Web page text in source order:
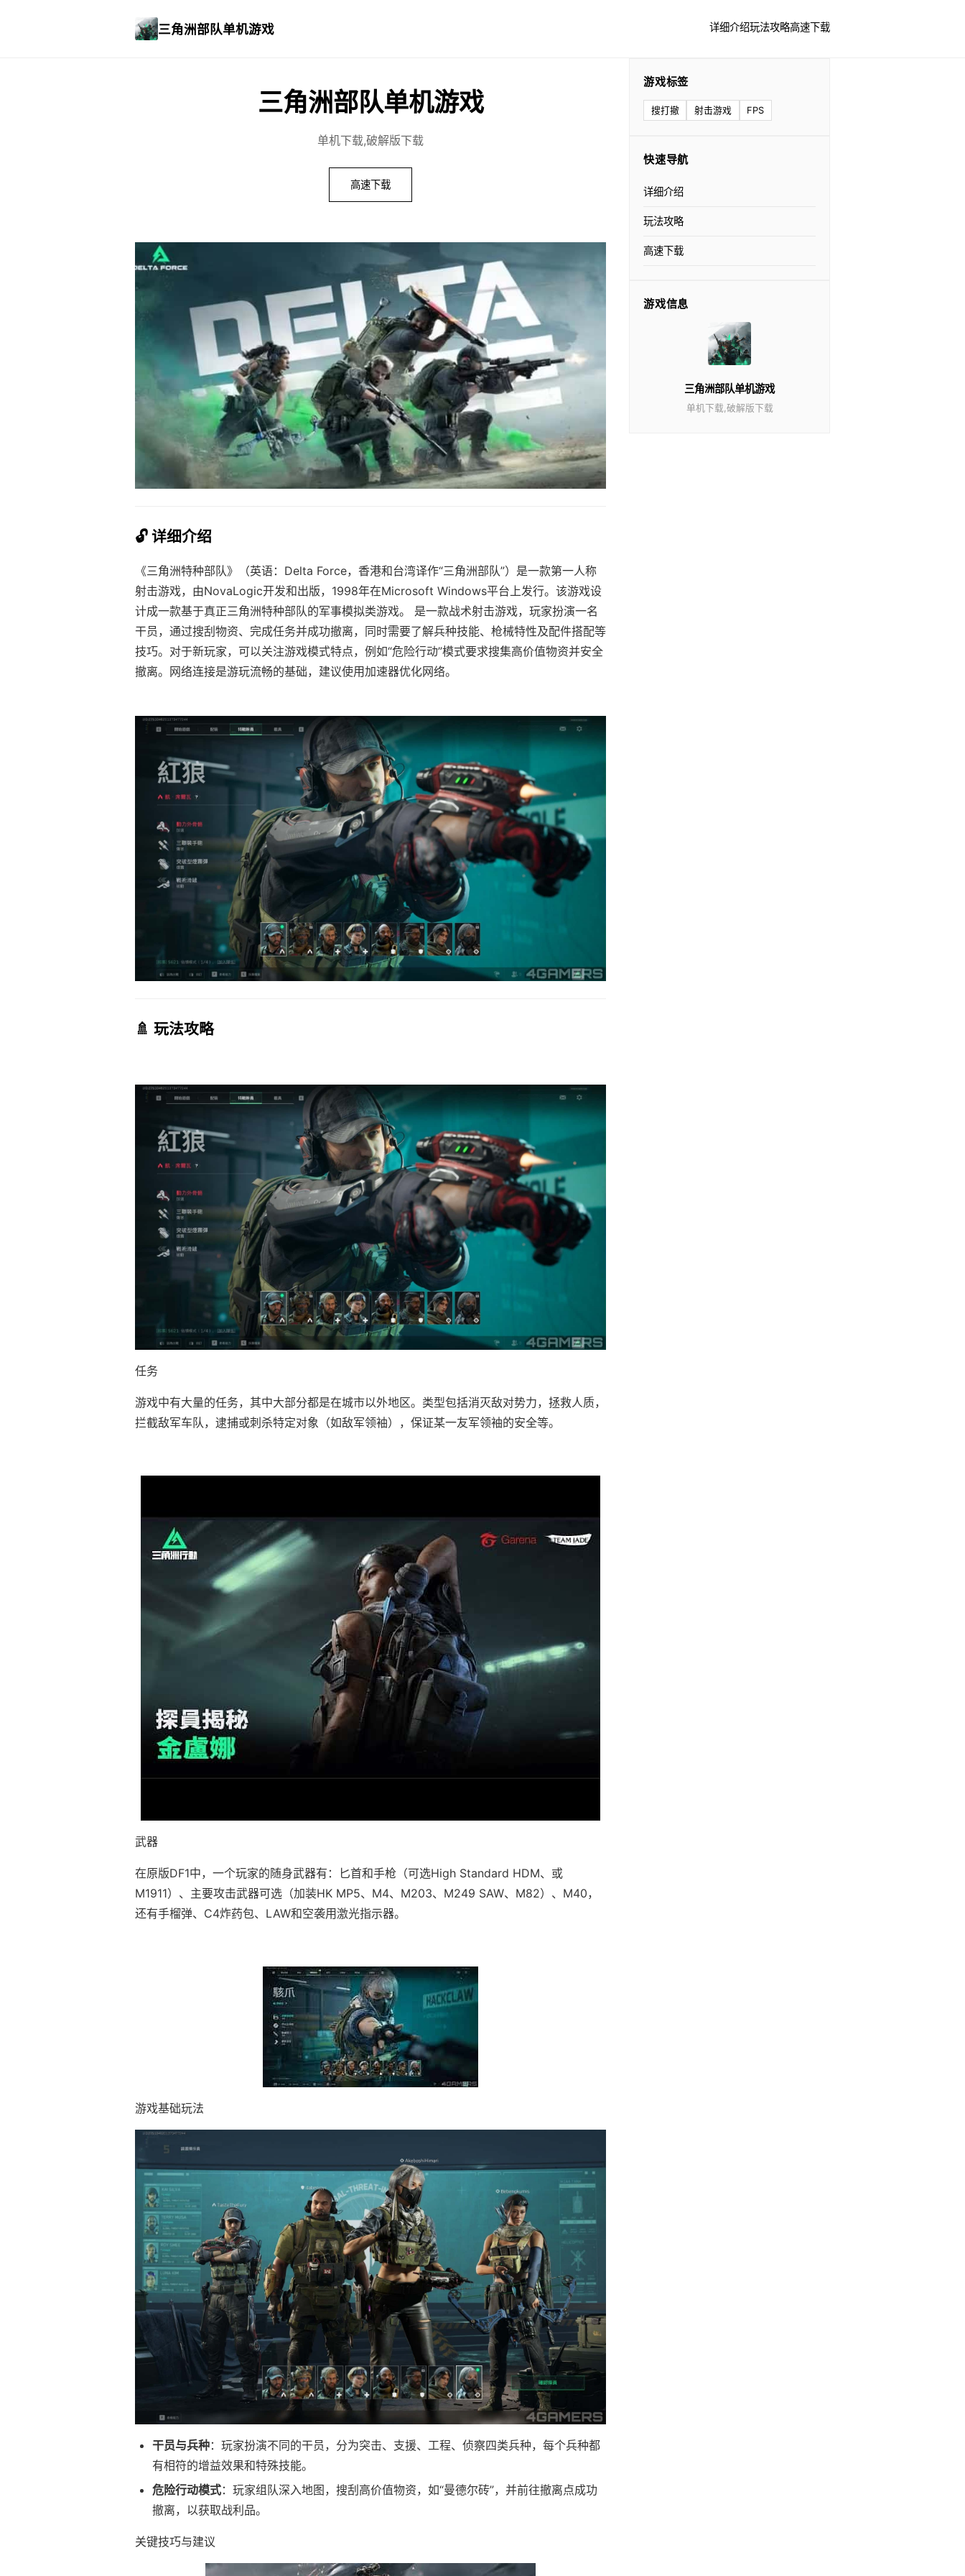
三角洲部队单机游戏 详细介绍玩法攻略高速下载
三角洲部队单机游戏
单机下载,破解版下载
高速下载
🔓 详细介绍
《三角洲特种部队》（英语：Delta Force，香港和台湾译作“三角洲部队”）是一款第一人称
射击游戏，由NovaLogic开发和出版，1998年在Microsoft Windows平台上发行。该游戏设
计成一款基于真正三角洲特种部队的军事模拟类游戏。 是一款战术射击游戏，玩家扮演一名
干员，通过搜刮物资、完成任务并成功撤离，同时需要了解兵种技能、枪械特性及配件搭配等
技巧。对于新玩家，可以关注游戏模式特点，例如“危险行动”模式要求搜集高价值物资并安全
撤离。网络连接是游玩流畅的基础，建议使用加速器优化网络。
🚿 玩法攻略
任务
游戏中有大量的任务，其中大部分都是在城市以外地区。类型包括消灭敌对势力，拯救人质，
拦截敌军车队，逮捕或刺杀特定对象（如敌军领袖），保证某一友军领袖的安全等。
武器
在原版DF1中，一个玩家的随身武器有：匕首和手枪（可选High Standard HDM、或
M1911）、主要攻击武器可选（加装HK MP5、M4、M203、M249 SAW、M82）、M40，
还有手榴弹、C4炸药包、LAW和空袭用激光指示器。
游戏基础玩法
干员与兵种：玩家扮演不同的干员，分为突击、支援、工程、侦察四类兵种，每个兵种都
有相符的增益效果和特殊技能。
危险行动模式：玩家组队深入地图，搜刮高价值物资，如“曼德尔砖”，并前往撤离点成功
撤离，以获取战利品。
关键技巧与建议
游戏标签
搜打撤 射击游戏 FPS
快速导航
详细介绍
玩法攻略
高速下载
游戏信息
三角洲部队单机游戏
单机下载,破解版下载